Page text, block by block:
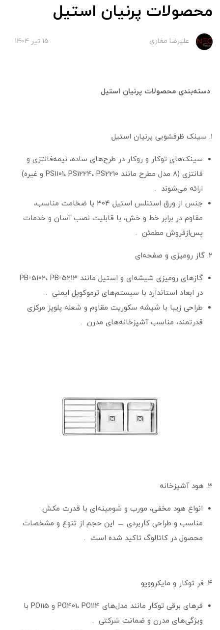
محصولات پرنیان استیل
علیرضا مغاری 15 تير 1404
دسته‌بندی محصولات پرنیان استیل
۱. سینک ظرفشویی پرنیان استیل
سینک‌های توکار و روکار در طرح‌های ساده، نیمه‌فانتزی و
فانتزی (۸ مدل مطرح مانند PS1101، PS1224، PS2210 و غیره)
ارائه می‌شوند .
جنس از ورق استنلس استیل ۳۰۴ با ضخامت مناسب،
مقاوم در برابر خط و خش، با قابلیت نصب آسان و خدمات
پس‌از‌فروش مطمئن .
۲. گاز رومیزی و صفحه‌ای
گازهای رومیزی شیشه‌ای و استیل مانند PB-5102، PB-5213
در ابعاد استاندارد با سیستم‌های ترموکوپل ایمنی .
طراحی زیبا با شیشه سکوریت مقاوم و شعله پلوپز مرکزی
قدرتمند، مناسب آشپزخانه‌های مدرن .
۳. هود آشپزخانه
انواع هود مخفی، مورب و شومینه‌ای با قدرت مکش
مناسب و طراحی کاربردی ﹘ این حجم از تنوع و مشخصات
محصول در کاتالوگ تاکید شده است .
۴. فر توکار و مایکروویو
فرهای برقی توکار مانند مدل‌های PO401، PO114 و PO115 با
ویژگی‌های مدرن و ضمانت شرکتی .